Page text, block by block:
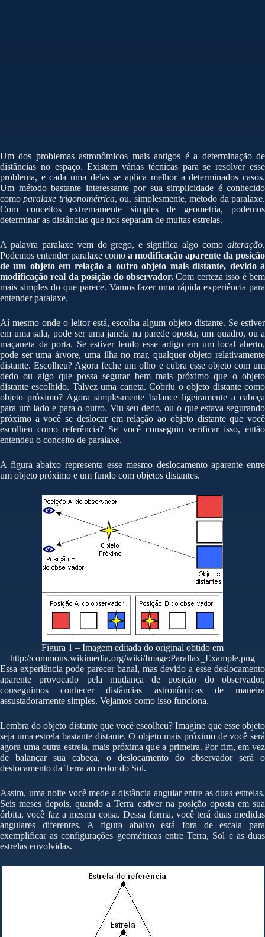
Um dos problemas astronômicos mais antigos é a determinação de
distâncias no espaço. Existem várias técnicas para se resolver esse
problema, e cada uma delas se aplica melhor a determinados casos.
Um método bastante interessante por sua simplicidade é conhecido
comoparalaxe trigonométrica, ou, simplesmente, método da paralaxe.
Com conceitos extremamente simples de geometria, podemos
determinar as distâncias que nos separam de muitas estrelas.
A palavra paralaxe vem do grego, e significa algo como alteração.
Podemos entender paralaxe como a modificação aparente da posição
de um objeto em relação a outro objeto mais distante, devido à
modificação real da posição do observador. Com certeza isso é bem
mais simples do que parece. Vamos fazer uma rápida experiência para
entender paralaxe.
Aí mesmo onde o leitor está, escolha algum objeto distante. Se estiver
em uma sala, pode ser uma janela na parede oposta, um quadro, ou a
maçaneta da porta. Se estiver lendo esse artigo em um local aberto,
pode ser uma árvore, uma ilha no mar, qualquer objeto relativamente
distante. Escolheu? Agora feche um olho e cubra esse objeto com um
dedo ou algo que possa segurar bem mais próximo que o objeto
distante escolhido. Talvez uma caneta. Cobriu o objeto distante como
objeto próximo? Agora simplesmente balance ligeiramente a cabeça
para um lado e para o outro. Viu seu dedo, ou o que estava segurando
próximo a você se deslocar em relação ao objeto distante que você
escolheu como referência? Se você conseguiu verificar isso, então
entendeu o conceito de paralaxe.
A figura abaixo representa esse mesmo deslocamento aparente entre
um objeto próximo e um fundo com objetos distantes.
Figura 1 – Imagem editada do original obtido em
http://commons.wikimedia.org/wiki/Image:Parallax_Example.png
Essa experiência pode parecer banal, mas devido a esse deslocamento
aparente provocado pela mudança de posição do observador,
conseguimos conhecer distâncias astronômicas de maneira
assustadoramente simples. Vejamos como isso funciona.
Lembra do objeto distante que você escolheu? Imagine que esse objeto
seja uma estrela bastante distante. O objeto mais próximo de você será
agora uma outra estrela, mais próxima que a primeira. Por fim, em vez
de balançar sua cabeça, o deslocamento do observador será o
deslocamento da Terra ao redor do Sol.
Assim, uma noite você mede a distância angular entre as duas estrelas.
Seis meses depois, quando a Terra estiver na posição oposta em sua
órbita, você faz a mesma coisa. Dessa forma, você terá duas medidas
angulares diferentes. A figura abaixo está fora de escala para
exemplificar as configurações geométricas entre Terra, Sol e as duas
estrelas envolvidas.